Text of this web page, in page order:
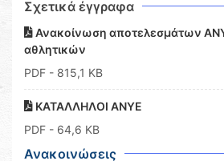
Σχετικά έγγραφα
Ανακοίνωση αποτελεσμάτων
αθλητικών
PDF - 815,1 KB
ΚΑΤΑΛΛΗΛΟΙ ΑΝΥΕ
PDF - 64,6 KB
Ανακοινώσεις